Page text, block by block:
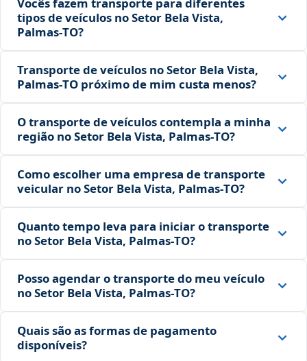
Vocês fazem transporte para diferentes
tipos de veículos no Setor Bela Vista,
Palmas‑TO?
Transporte de veículos no Setor Bela Vista,
Palmas‑TO próximo de mim custa menos?
O transporte de veículos contempla a minha
região no Setor Bela Vista, Palmas‑TO?
Como escolher uma empresa de transporte
veicular no Setor Bela Vista, Palmas‑TO?
Quanto tempo leva para iniciar o transporte
no Setor Bela Vista, Palmas‑TO?
Posso agendar o transporte do meu veículo
no Setor Bela Vista, Palmas‑TO?
Quais são as formas de pagamento
disponíveis?